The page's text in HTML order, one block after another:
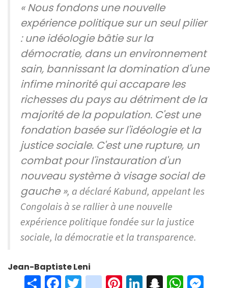
« Nous fondons une nouvelle
expérience politique sur un seul pilier
: une idéologie bâtie sur la
démocratie, dans un environnement
sain, bannissant la domination d'une
infime minorité qui accapare les
richesses du pays au détriment de la
majorité de la population. C'est une
fondation basée sur l'idéologie et la
justice sociale. C'est une rupture, un
combat pour l'instauration d'un
nouveau système à visage social de
gauche », a déclaré Kabund, appelant les
Congolais à se rallier à une nouvelle
expérience politique fondée sur la justice
sociale, la démocratie et la transparence.
Jean-Baptiste Leni
S Fa T
in Pi Li S W